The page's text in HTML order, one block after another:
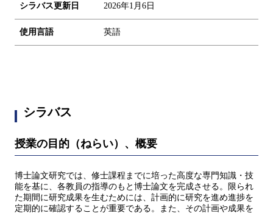
シラバス更新日 2026年1月6日
使用言語 英語
シラバス
授業の目的（ねらい）、概要
博士論文研究では、修士課程までに培った高度な専門知識・技
能を基に、各教員の指導のもと博士論文を完成させる。限られ
た期間に研究成果を生むためには、計画的に研究を進め進捗を
定期的に確認することが重要である。また、その計画や成果を